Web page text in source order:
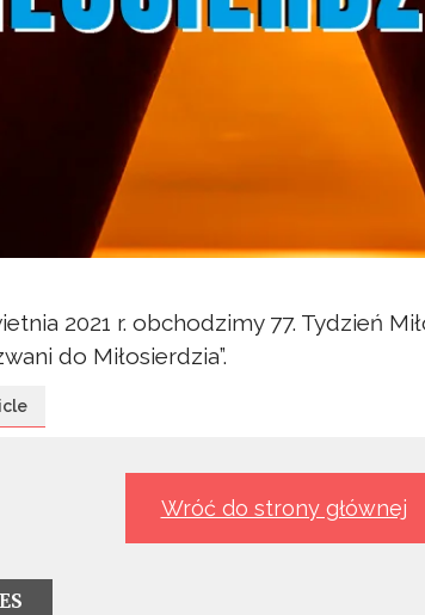
2021 r. obchodzimy 77. Tydzień
do Miłosierdzia”.
Wróć do strony głównej